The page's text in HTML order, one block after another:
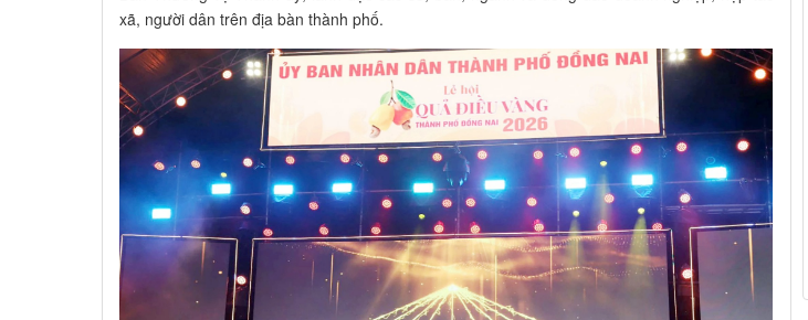
xã, người dân trên địa bàn thành phố.